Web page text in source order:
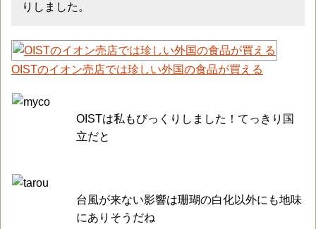
りしました。
OISTのイオン売店では珍しい外国の食品が買える
OISTは私もびっくりしました！てっきり国
立だと
台風が来ない影響は珊瑚の白化以外にも地味
にありそうだね